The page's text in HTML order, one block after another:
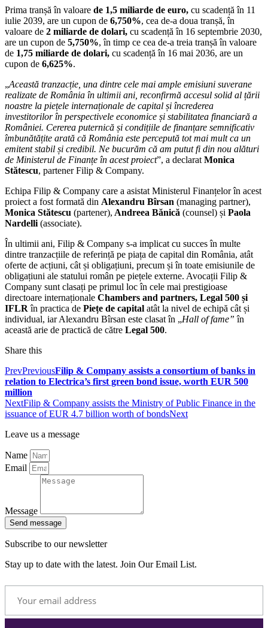
Prima tranșă în valoare de 1,5 miliarde de euro, cu scadență în 11
iulie 2039, are un cupon de 6,750%, cea de-a doua tranșă, în
valoare de 2 miliarde de dolari, cu scadență în 16 septembrie 2030,
are un cupon de 5,750%, în timp ce cea de-a treia tranșă în valoare
de 1,75 miliarde de dolari, cu scadență în 16 mai 2036, are un
cupon de 6,625%.
„Această tranzacție, una dintre cele mai ample emisiuni suverane
realizate de România în ultimii ani, reconfirmă accesul solid al țării
noastre la piețele internaționale de capital și încrederea
investitorilor în perspectivele economice și stabilitatea financiară a
României. Cererea puternică și condițiile de finanțare semnificativ
îmbunătățite arată că România este percepută tot mai mult ca un
emitent stabil și credibil. Ne bucurăm că am putut fi din nou alături
de Ministerul de Finanțe în acest proiect”, a declarat Monica
Stătescu, partener Filip & Company.
Echipa Filip & Company care a asistat Ministerul Finanțelor în acest
proiect a fost formată din Alexandru Bîrsan (managing partner),
Monica Stătescu (partener), Andreea Bănică (counsel) și Paola
Nardelli (associate).
În ultimii ani, Filip & Company s-a implicat cu succes în multe
dintre tranzacțiile de referință pe piața de capital din România, atât
oferte de acțiuni, cât și obligațiuni, precum și în toate emisiunile de
obligațiuni ale statului român pe piețele externe. Avocații Filip &
Company sunt clasați pe primul loc în cele mai prestigioase
directoare internaționale Chambers and partners, Legal 500 și
IFLR în practica de Piețe de capital atât la nivel de echipă cât și
individual, iar Alexandru Bîrsan este clasat în „Hall of fame” în
această arie de practică de către Legal 500.
Share this
PrevPreviousFilip & Company assists a consortium of banks in
relation to Electrica’s first green bond issue, worth EUR 500
million
NextFilip & Company assists the Ministry of Public Finance in the
issuance of EUR 4.7 billion worth of bondsNext
Leave us a message
Name
Email
Message
Send message
Subscribe to our newsletter
Stay up to date with the latest. Join Our Email List.